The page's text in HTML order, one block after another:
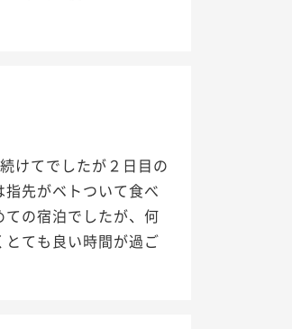
けてでしたが２日目の
先がベトついて食べ
の宿泊でしたが、何
ても良い時間が過ご